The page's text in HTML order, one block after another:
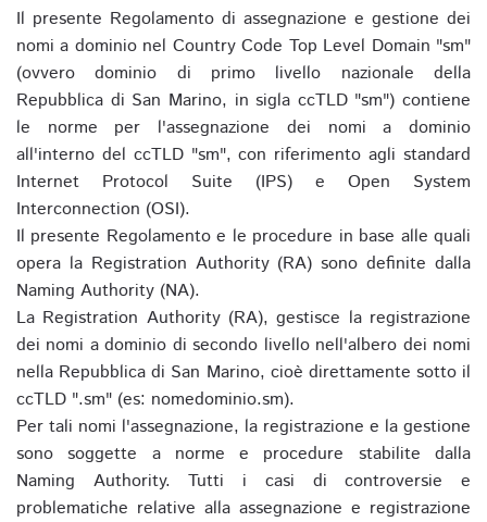
Il presente Regolamento di assegnazione e gestione dei
nomi a dominio nel Country Code Top Level Domain "sm"
(ovvero dominio di primo livello nazionale della
Repubblica di San Marino, in sigla ccTLD "sm") contiene
le norme per l'assegnazione dei nomi a dominio
all'interno del ccTLD "sm", con riferimento agli standard
Internet Protocol Suite (IPS) e Open System
Interconnection (OSI).
Il presente Regolamento e le procedure in base alle quali
opera la Registration Authority (RA) sono definite dalla
Naming Authority (NA).
La Registration Authority (RA), gestisce la registrazione
dei nomi a dominio di secondo livello nell'albero dei nomi
nella Repubblica di San Marino, cioè direttamente sotto il
ccTLD ".sm" (es: nomedominio.sm).
Per tali nomi l'assegnazione, la registrazione e la gestione
sono soggette a norme e procedure stabilite dalla
Naming Authority. Tutti i casi di controversie e
problematiche relative alla assegnazione e registrazione